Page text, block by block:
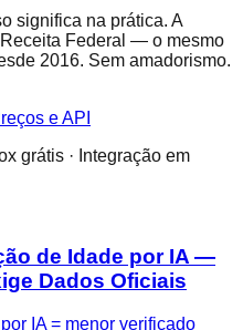
significa na prática. A
Federal — o mesmo
2016. Sem amadorismo.
e API
grátis · Integração em
de Idade por IA —
Dados Oficiais
IA = menor verificado